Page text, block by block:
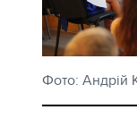
Фото: Андрій